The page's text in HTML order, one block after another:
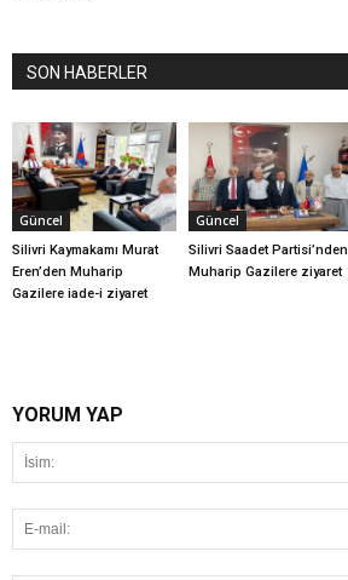
SON HABERLER
Güncel
Silivri Kaymakamı Murat
Eren’den Muharip
Gazilere iade-i ziyaret
Güncel
Silivri Saadet Partisi’nden
Muharip Gazilere ziyaret
YORUM YAP